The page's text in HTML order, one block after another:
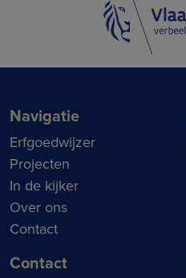
Navigatie
Erfgoedwijzer
Projecten
In de kijker
Over ons
Contact
Contact